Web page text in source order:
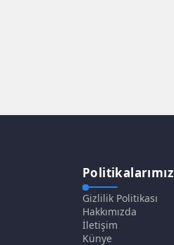
Politikalarımız
Gizlilik Politikası
Hakkımızda
İletişim
Künye